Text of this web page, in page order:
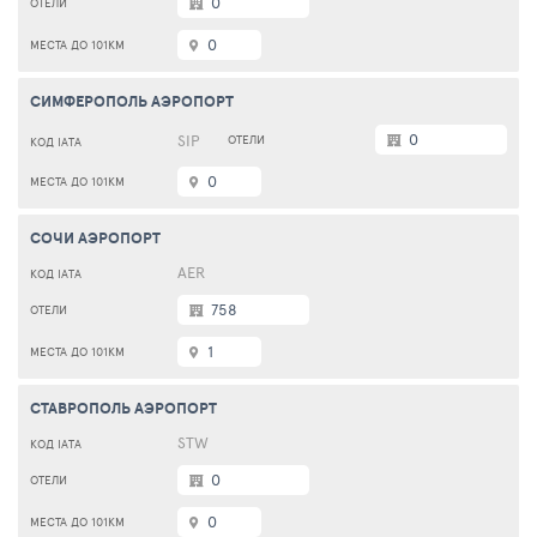
0
СИМФЕРОПОЛЬ АЭРОПОРТ
SIP
0
0
СОЧИ АЭРОПОРТ
AER
758
1
СТАВРОПОЛЬ АЭРОПОРТ
STW
0
0